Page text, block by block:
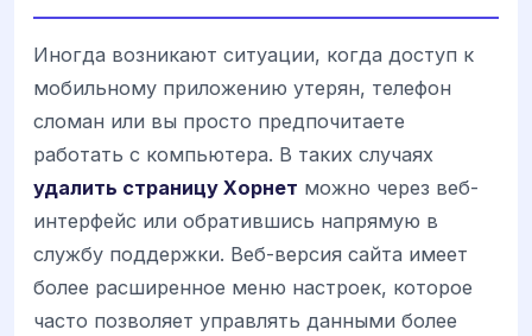
Иногда возникают ситуации, когда доступ к
мобильному приложению утерян, телефон
сломан или вы просто предпочитаете
работать с компьютера. В таких случаях
удалить страницу Хорнет можно через веб-
интерфейс или обратившись напрямую в
службу поддержки. Веб-версия сайта имеет
более расширенное меню настроек, которое
часто позволяет управлять данными более